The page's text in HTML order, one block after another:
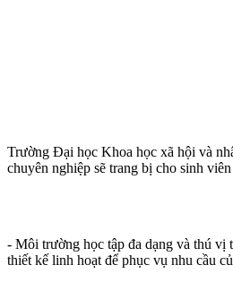
Trường Đại học Khoa học xã hội và
chuyên nghiệp sẽ trang bị cho sinh
- Môi trường học tập đa dạng và thú vị
thiết kế linh hoạt để phục vụ nhu cầu